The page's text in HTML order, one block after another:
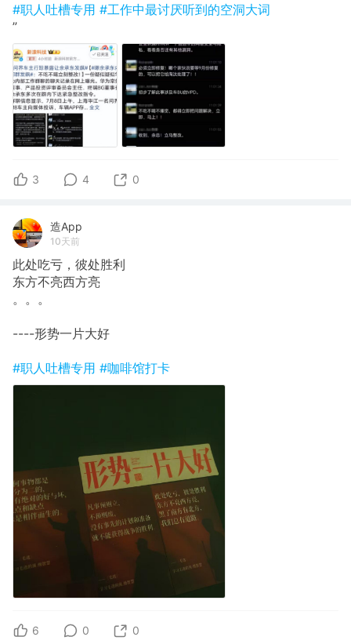
#职人吐槽专用 #工作中最讨厌听到的空洞大词
”
3 4 0
造App
10天前
此处吃亏，彼处胜利
东方不亮西方亮
。。。
----形势一片大好
#职人吐槽专用 #咖啡馆打卡
6 0 0